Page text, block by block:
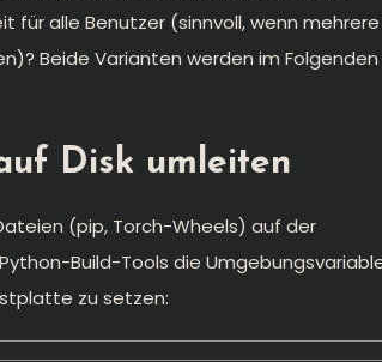
alle Benutzer (sinnvoll, wenn mehrere
Beide Varianten werden im Folgenden
Disk umleiten
(pip, Torch-Wheels) auf der
Build-Tools die
zu setzen: